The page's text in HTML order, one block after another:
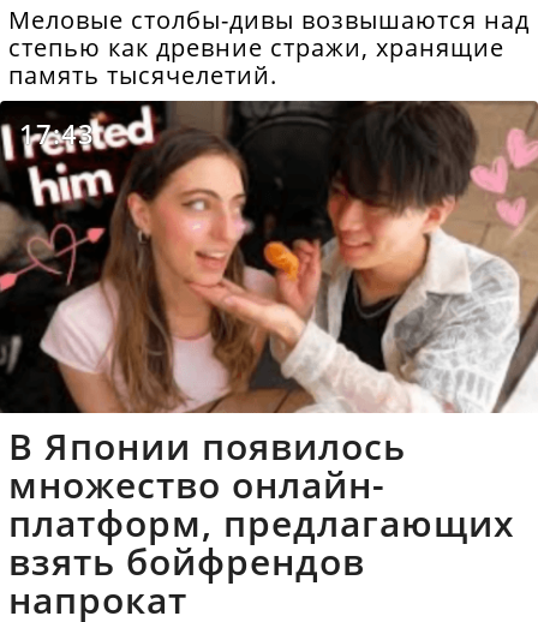
Меловые столбы-дивы возвышаются над
степью как древние стражи, хранящие
память тысячелетий.
17:43
В Японии появилось
множество онлайн-
платформ, предлагающих
взять бойфрендов
напрокат